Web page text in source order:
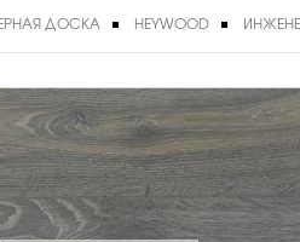
ДОСКА HEYWOOD